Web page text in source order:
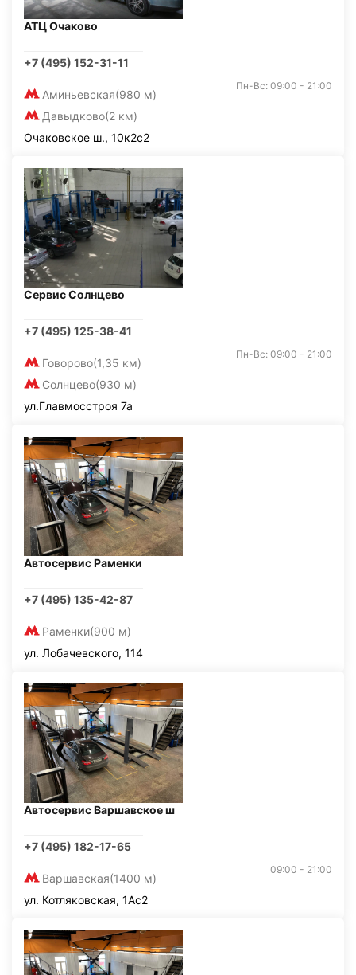
АТЦ Очаково
+7 (495) 152-31-11
Аминьевская(980 м)
Давыдково(2 км)
Пн-Вс: 09:00 - 21:00
Очаковское ш., 10к2с2
Сервис Солнцево
+7 (495) 125-38-41
Говорово(1,35 км)
Солнцево(930 м)
Пн-Вс: 09:00 - 21:00
ул.Главмосстроя 7а
Автосервис Раменки
+7 (495) 135-42-87
Раменки(900 м)
ул. Лобачевского, 114
Автосервис Варшавское ш
+7 (495) 182-17-65
Варшавская(1400 м)
09:00 - 21:00
ул. Котляковская, 1Ас2